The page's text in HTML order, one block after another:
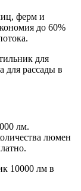
ферм и
до 60%
для
для рассады в
лм.
люмен
10000 лм в